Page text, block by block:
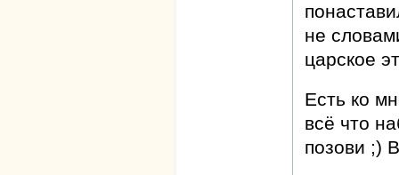
не
царское
Есть ко
всё что
позови ;)